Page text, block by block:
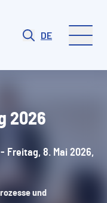
DE
2026
Freitag, 8. Mai 2026,
und